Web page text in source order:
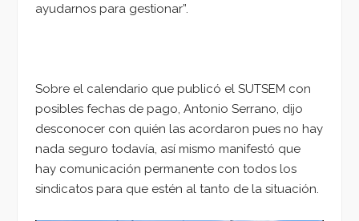
ayudarnos para gestionar”.
Sobre el calendario que publicó el SUTSEM con
posibles fechas de pago, Antonio Serrano, dijo
desconocer con quién las acordaron pues no hay
nada seguro todavía, así mismo manifestó que
hay comunicación permanente con todos los
sindicatos para que estén al tanto de la situación.